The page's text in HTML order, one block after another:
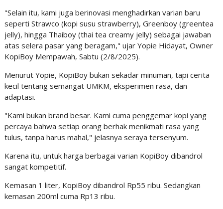
"Selain itu, kami juga berinovasi menghadirkan varian baru
seperti Strawco (kopi susu strawberry), Greenboy (greentea
jelly), hingga Thaiboy (thai tea creamy jelly) sebagai jawaban
atas selera pasar yang beragam," ujar Yopie Hidayat, Owner
KopiBoy Mempawah, Sabtu (2/8/2025).
Menurut Yopie, KopiBoy bukan sekadar minuman, tapi cerita
kecil tentang semangat UMKM, eksperimen rasa, dan
adaptasi.
"Kami bukan brand besar. Kami cuma penggemar kopi yang
percaya bahwa setiap orang berhak menikmati rasa yang
tulus, tanpa harus mahal," jelasnya seraya tersenyum.
Karena itu, untuk harga berbagai varian KopiBoy dibandrol
sangat kompetitif.
Kemasan 1 liter, KopiBoy dibandrol Rp55 ribu. Sedangkan
kemasan 200ml cuma Rp13 ribu.